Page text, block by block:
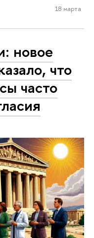
18 марта
новое
что
часто